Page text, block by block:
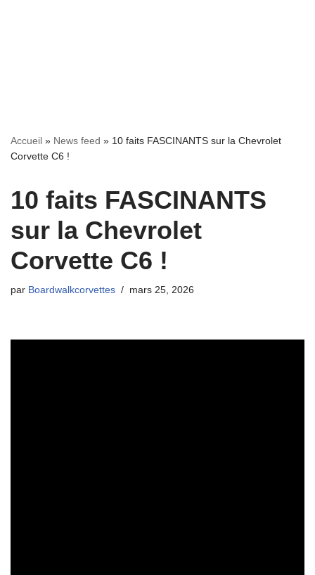
Accueil » News feed » 10 faits FASCINANTS sur la Chevrolet
Corvette C6 !
10 faits FASCINANTS
sur la Chevrolet
Corvette C6 !
par Boardwalkcorvettes mars 25, 2026